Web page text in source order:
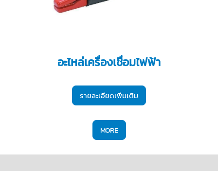
อะไหล่เครื่องเชื่อมไฟฟ้า
รายละเอียดเพิ่มเติม
MORE